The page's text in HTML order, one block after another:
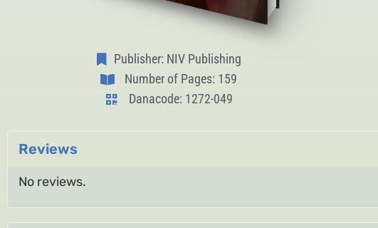
Publisher: NIV Publishing
Number of Pages: 159
Danacode: 1272-049
Reviews
No reviews.